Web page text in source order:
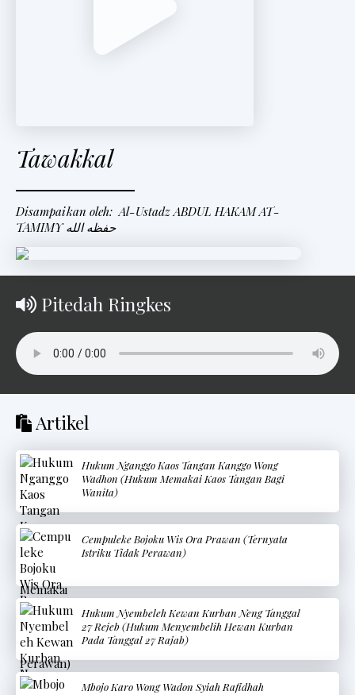
d
Tawakkal
Disampaikan oleh: Al-Ustadz ABDUL HAKAM AT-
TAMIMY حفظه الله
Pitedah Ringkes
Artikel
Hukum Nganggo Kaos Tangan Kanggo Wong
Wadhon (Hukum Memakai Kaos Tangan Bagi
Wanita)
Cempuleke Bojoku Wis Ora Prawan (Ternyata
Istriku Tidak Perawan)
Hukum Nyembeleh Kewan Kurban Neng Tanggal
27 Rejeb (Hukum Menyembelih Hewan Kurban
Pada Tanggal 27 Rajab)
Mbojo Karo Wong Wadon Syiah Rafidhah